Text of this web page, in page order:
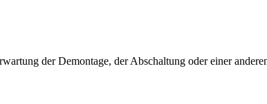
der Demontage, der Abschaltung oder einer